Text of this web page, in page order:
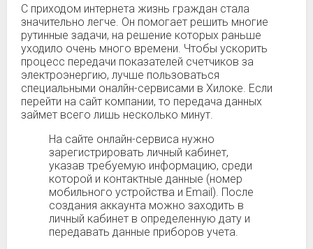
С приходом интернета жизнь граждан стала
значительно легче. Он помогает решить многие
рутинные задачи, на решение которых раньше
уходило очень много времени. Чтобы ускорить
процесс передачи показателей счетчиков за
электроэнергию, лучше пользоваться
специальными оналйн-сервисами в Хилоке. Если
перейти на сайт компании, то передача данных
займет всего лишь несколько минут.
На сайте онлайн-сервиса нужно
зарегистрировать личный кабинет,
указав требуемую информацию, среди
которой и контактные данные (номер
мобильного устройства и Email). После
создания аккаунта можно заходить в
личный кабинет в определенную дату и
передавать данные приборов учета.